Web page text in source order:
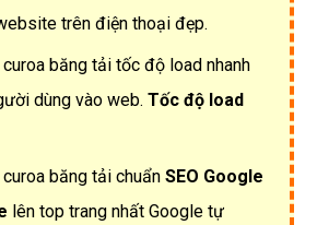
trên điện thoại đẹp.
băng tải tốc độ load nhanh
dùng vào web. Tốc độ load
băng tải chuẩn SEO Google
lên top trang nhất Google tự